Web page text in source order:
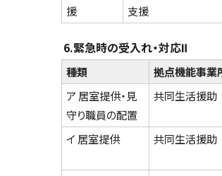
援
支援
6.緊急時の受入れ・対応Ⅱ
種類 拠点機能事業
ア 居室提供・見
守り職員の配置
共同生活援助
イ 居室提供
共同生活援助